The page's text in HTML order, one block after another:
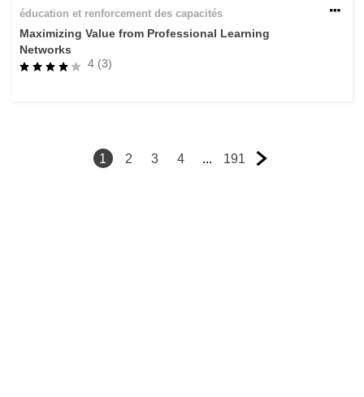
éducation et renforcement des capacités
Maximizing Value from Professional Learning
Networks
4 (3)
1 2 3 4 ... 191